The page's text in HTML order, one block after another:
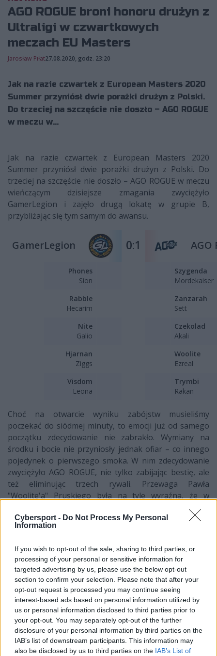
Cybersport - Do Not Process My Personal
Information
If you wish to opt-out of the sale, sharing to third parties, or
processing of your personal or sensitive information for
targeted advertising by us, please use the below opt-out
section to confirm your selection. Please note that after your
opt-out request is processed you may continue seeing
interest-based ads based on personal information utilized by
us or personal information disclosed to third parties prior to
your opt-out. You may separately opt-out of the further
disclosure of your personal information by third parties on the
IAB’s list of downstream participants. This information may
also be disclosed by us to third parties on the IAB’s List of
AGO ROGUE broni honoru drużyn z
Ultraligi w czwartkowych
meczach EU Masters
Jarosław Piłat27.08.2020, godz. 23:20
Jak na razie czwartek z European Masters 2020
Summer przyniósł dwie porażki drużyn z Polski.
Do trzeciej na szczęście nie doszło – AGO ROGUE
w meczu w...
Jak na razie czwartek z European Masters 2020
Summer przyniósł dwie porażki drużyn z Polski. Do
trzeciej na szczęście nie doszło – AGO ROGUE w meczu
wieńczącym dzisiejsze zmagania zwyciężyło
GamerLegion i zajęło drugą lokatę w grupie B,
przybliżając się tym samym do awansu.
GamerLegion 0:1 AGO
Phones
Sion
Szygenda
Mordekaiser
Rabble
Hecarim
Zanzarah
Sett
Nite
Galio
Czekolad
Akali
Hjarnan
Ziggs
Woolite
Ezreal
Visdom
Leona
Trymbi
Rakan
Choć na otwarcie wyniku zabójstw musieliśmy
poczekać do siódmej minuty, to emocji już od samego
początku zdecydowanie nie zabrakło. Wymiany na
środku i bocie nie przyniosły jednak ofiar – co innego
pojedynek o pierwszego smoka. W nim zdecydowanie
zwyciężyło AGO ROGUE, nie tylko zabijając bestię, ale
też eliminując trzech rywali. Przewaga Pawła
"Woolite'a" Pruskiego była na tyle wyraźna, że w
mgnieniu oka wyłączył Pettera "Hjarnana" Freyschussa
po świetnej inicjacji Adriana "Trymbiego" Trybusa.
minucie GamerLegion odrobił straty w złocie, najpierw
wygrywając walkę o Infernala, a następnie niszcząc
wieżę na bocie. Wkrótce po tym zdobywcy trzeciego
miejsca Prime League zgarnęli Herolda, wygrali walkę
drużynową oraz zniszczyli kolejną wieżę. Na domiar
złego Christian "Phones" Sieg wykradł reprezentantom
Polski smoka, a kosmetyczna przewaga w złocie po
stronie AGO ROGUE nie miała w tym momencie
żadnego znaczenia.